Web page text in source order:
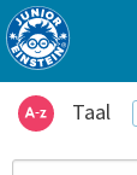
Taal